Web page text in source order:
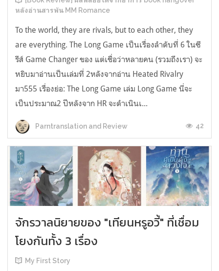
หลังอ่านสารพัน MM Romance
To the world, they are rivals, but to each other, they
are everything. The Long Game เป็นเรื่องลำดับที่ 6 ในซี
รีส์ Game Changer ของ แต่เชื่อว่าหลายคน (รวมถึงเรา) จะ
หยิบมาอ่านเป็นเล่มที่ 2หลังจากอ่าน Heated Rivalry
มา555 เรื่องย่อ: The Long Game เล่ม Long Game นี่จะ
เป็นประมาณ2 ปีหลังจาก HR จะดำเนินเ...
Parntranslation and Review 42
จักรวาลนิยายของ "เทียนหรูอวี้" ที่เชื่อม
โยงกันทั้ง 3 เรื่อง
My First Story